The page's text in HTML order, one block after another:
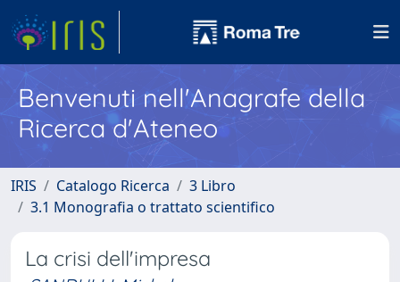
Benvenuti nell'Anagrafe della
Ricerca d'Ateneo
IRIS Catalogo Ricerca
3 Libro
3.1 Monografia o trattato scientifico
La crisi dell'impresa